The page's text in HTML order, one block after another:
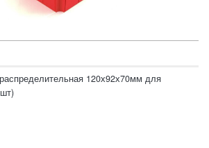
120х92х70мм для